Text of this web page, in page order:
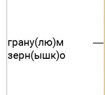
грану(лю)м —
зерн(ышк)о